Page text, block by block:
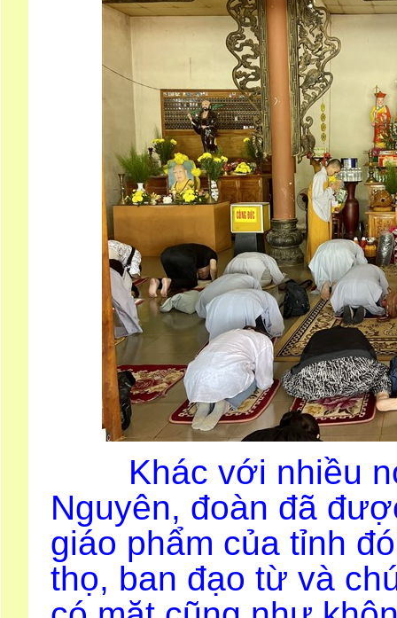
Khác với nhiều
Nguyên, đoàn đã
giáo phẩm của tỉnh
thọ, ban đạo từ và